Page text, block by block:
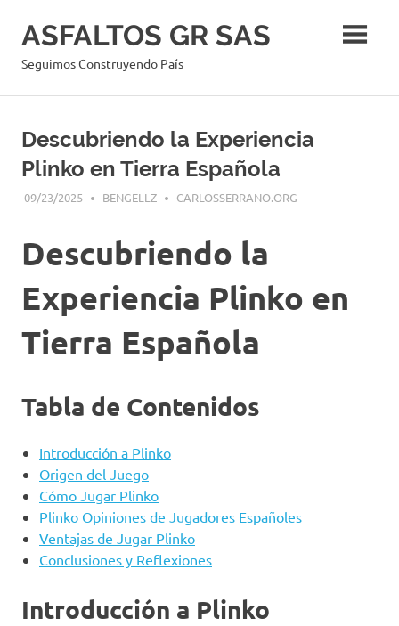
ASFALTOS GR SAS
Seguimos Construyendo País
Descubriendo la Experiencia
Plinko en Tierra Española
09/23/2025 BENGELLZ CARLOSSERRANO.ORG
Descubriendo la
Experiencia Plinko en
Tierra Española
Tabla de Contenidos
Introducción a Plinko
Origen del Juego
Cómo Jugar Plinko
Plinko Opiniones de Jugadores Españoles
Ventajas de Jugar Plinko
Conclusiones y Reflexiones
Introducción a Plinko